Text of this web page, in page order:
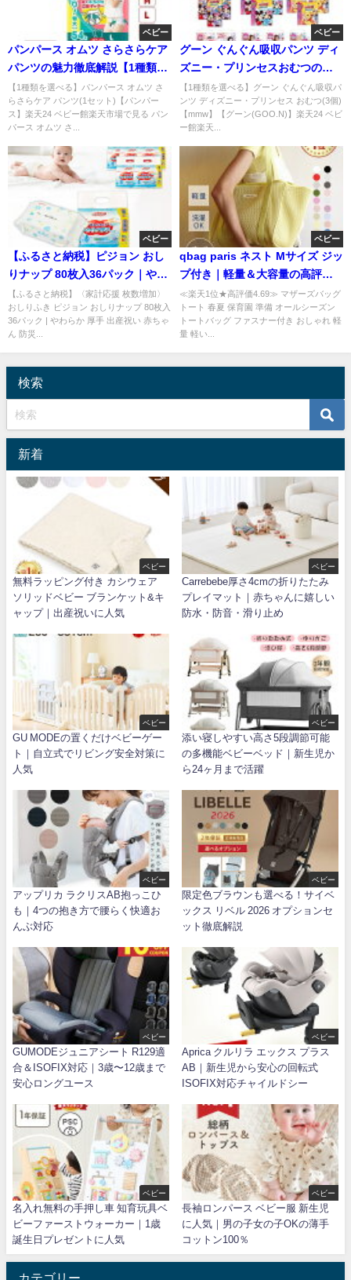
ベビー
パンパース オムツ さらさらケア
パンツの魅力徹底解説【1種類を
選べる】
【1種類を選べる】パンパース オムツ さ
らさらケア パンツ(1セット)【パンパー
ス】楽天24 ベビー館楽天市場で見る パン
パース オムツ さ...
ベビー
グーン ぐんぐん吸収パンツ ディ
ズニー・プリンセスおむつの魅
力を徹底紹介
【1種類を選べる】グーン ぐんぐん吸収パ
ンツ ディズニー・プリンセス おむつ(3個)
【mmw】【グーン(GOO.N)】楽天24 ベビ
ー館楽天...
ベビー
【ふるさと納税】ピジョン おし
りナップ 80枚入36パック｜やわ
らか厚手で備蓄にも人気
【ふるさと納税】〈家計応援 枚数増加〉
おしりふき ピジョン おしりナップ 80枚入
36パック | やわらか 厚手 出産祝い 赤ちゃ
ん 防災...
ベビー
qbag paris ネスト Mサイズ ジッ
プ付き｜軽量＆大容量の高評価
マザーズバッグ
≪楽天1位★高評価4.69≫ マザーズバッグ
トート 春夏 保育園 準備 オールシーズン
トートバッグ ファスナー付き おしゃれ 軽
量 軽い...
検索
新着
ベビー
無料ラッピング付き カシウェア
ソリッドベビー ブランケット&キ
ャップ｜出産祝いに人気
ベビー
Carrebebe厚さ4cmの折りたたみ
プレイマット｜赤ちゃんに嬉しい
防水・防音・滑り止め
ベビー
GU MODEの置くだけベビーゲー
ト｜自立式でリビング安全対策に
人気
ベビー
添い寝しやすい高さ5段調節可能
の多機能ベビーベッド｜新生児か
ら24ヶ月まで活躍
ベビー
アップリカ ラクリスAB抱っこひ
も｜4つの抱き方で腰らく快適お
んぶ対応
ベビー
限定色ブラウンも選べる！サイベ
ックス リベル 2026 オプションセ
ット徹底解説
ベビー
GUMODEジュニアシート R129適
合＆ISOFIX対応｜3歳〜12歳まで
安心ロングユース
ベビー
Aprica クルリラ エックス プラス
AB｜新生児から安心の回転式
ISOFIX対応チャイルドシー
ベビー
名入れ無料の手押し車 知育玩具ベ
ビーファーストウォーカー｜1歳
誕生日プレゼントに人気
ベビー
長袖ロンパース ベビー服 新生児
に人気｜男の子女の子OKの薄手
コットン100％